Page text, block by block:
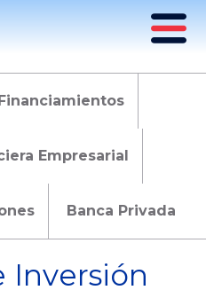
Inversión
Empresarial
Banca Privada
Inversión